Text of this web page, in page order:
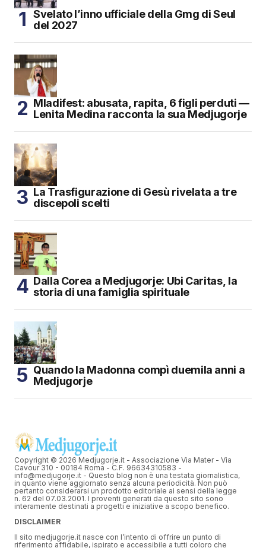
Svelato l’inno ufficiale della Gmg di Seul
del 2027
Mladifest: abusata, rapita, 6 figli perduti —
Lenita Medina racconta la sua Medjugorje
La Trasfigurazione di Gesù rivelata a tre
discepoli scelti
Dalla Corea a Medjugorje: Ubi Caritas, la
storia di una famiglia spirituale
Quando la Madonna compì duemila anni a
Medjugorje
Copyright © 2026 Medjugorje.it - Associazione Via Mater - Via
Cavour 310 - 00184 Roma - C.F. 96634310583 -
info@medjugorje.it - Questo blog non è una testata giornalistica,
in quanto viene aggiornato senza alcuna periodicità. Non può
pertanto considerarsi un prodotto editoriale ai sensi della legge
n. 62 del 07.03.2001. I proventi generati da questo sito sono
interamente destinati a progetti e iniziative a scopo benefico.
DISCLAIMER
Il sito medjugorje.it nasce con l’intento di offrire un punto di
riferimento affidabile, ispirato e accessibile a tutti coloro che